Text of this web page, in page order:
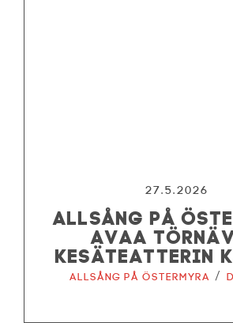
27.5.2026
ALLSÅNG PÅ
AVAA
KESÄTEATTERIN
Allsång på Östermyra /